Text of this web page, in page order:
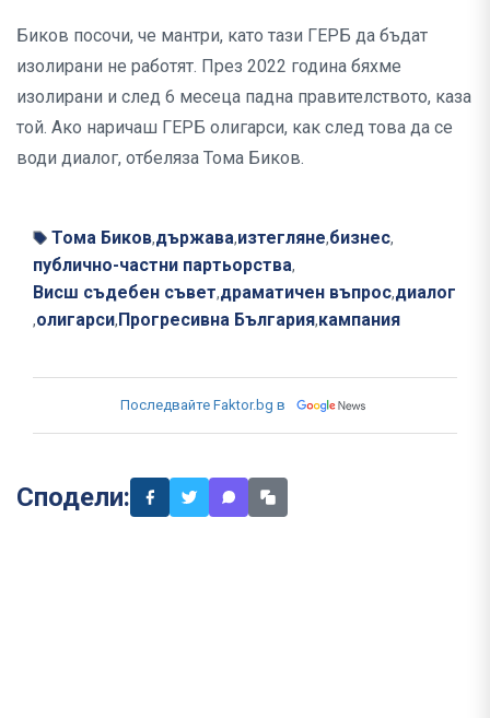
Биков посочи, че мантри, като тази ГЕРБ да бъдат
изолирани не работят. През 2022 година бяхме
изолирани и след 6 месеца падна правителството, каза
той. Ако наричаш ГЕРБ олигарси, как след това да се
води диалог, отбеляза Тома Биков.
Тома Биков,държава,изтегляне,бизнес,
публично-частни партьорства,
Висш съдебен съвет,драматичен въпрос,диалог
,олигарси, Прогресивна България,кампания
Последвайте Faktor.bg в
Сподели: